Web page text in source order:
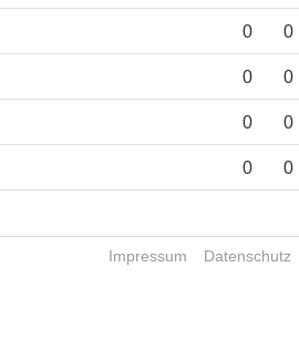
0 0
0 0
0 0
0 0
Impressum Datenschutz